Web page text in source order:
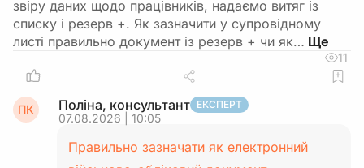
звіру даних щодо працівників, надаємо витяг із
списку і резерв +. Як зазначити у супровідному
листі правильно документ із резерв + чи як…
11
ПК Поліна, консультант ЕКСПЕРТ
07.08.2026 | 10:05
Правильно зазначати як електронний